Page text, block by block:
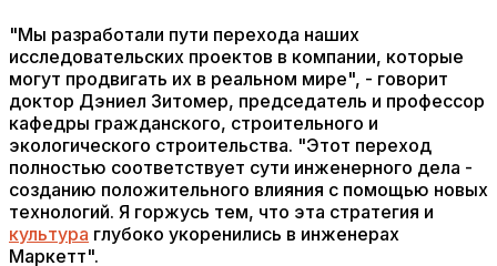
"Мы разработали пути перехода наших
исследовательских проектов в компании, которые
могут продвигать их в реальном мире", - говорит
доктор Дэниел Зитомер, председатель и профессор
кафедры гражданского, строительного и
экологического строительства. "Этот переход
полностью соответствует сути инженерного дела -
созданию положительного влияния с помощью новых
технологий. Я горжусь тем, что эта стратегия и
культура глубоко укоренились в инженерах
Маркетт".